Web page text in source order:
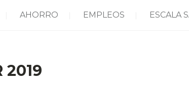
AHORRO EMPLEOS ESCALA